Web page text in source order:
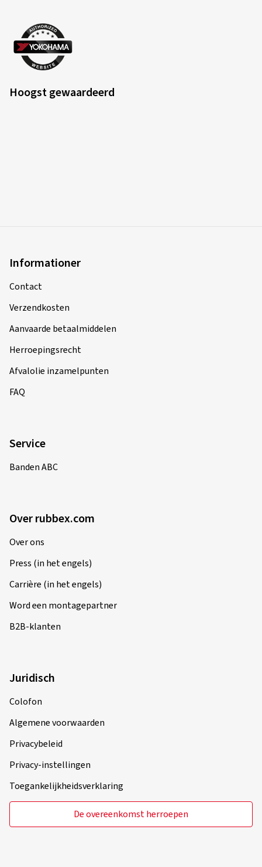
Hoogst gewaardeerd
Informationer
Contact
Verzendkosten
Aanvaarde betaalmiddelen
Herroepingsrecht
Afvalolie inzamelpunten
FAQ
Service
Banden ABC
Over rubbex.com
Over ons
Press (in het engels)
Carrière (in het engels)
Word een montagepartner
B2B-klanten
Juridisch
Colofon
Algemene voorwaarden
Privacybeleid
Privacy-instellingen
Toegankelijkheidsverklaring
De overeenkomst herroepen